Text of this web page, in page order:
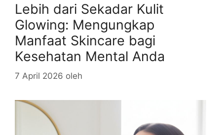
Lebih dari Sekadar Kulit
Glowing: Mengungkap
Manfaat Skincare bagi
Kesehatan Mental Anda
7 April 2026 oleh